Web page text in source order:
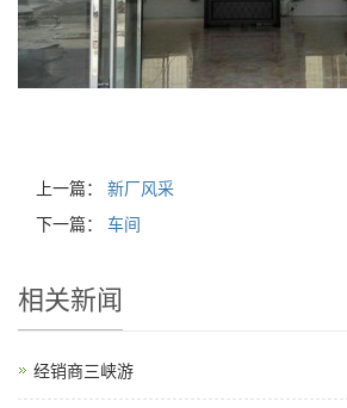
上一篇： 新厂风采
下一篇： 车间
相关新闻
经销商三峡游